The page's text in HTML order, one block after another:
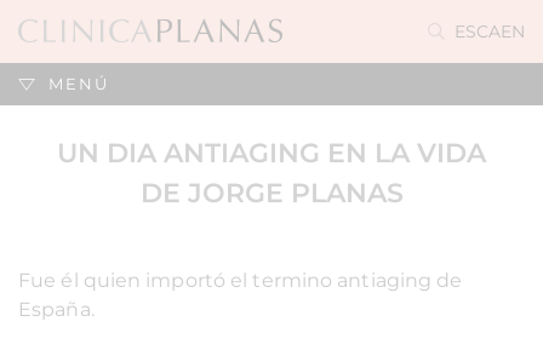
ESCAEN
MENÚ
UN DIA ANTIAGING EN LA VIDA
DE JORGE PLANAS
Fue él quien importó el termino antiaging de
España.